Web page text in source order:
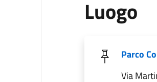
Luogo
Parco
Via